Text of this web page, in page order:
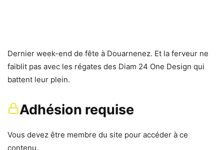
Dernier week-end de fête à Douarnenez. Et la ferveur ne
faiblit pas avec les régates des Diam 24 One Design qui
battent leur plein.
Adhésion requise
Vous devez être membre du site pour accéder à ce
contenu.